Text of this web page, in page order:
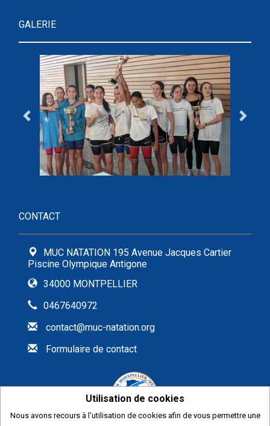
GALERIE
CONTACT
MUC NATATION 195 Avenue Jacques Cartier
Piscine Olympique Antigone
34000 MONTPELLIER
0467640972
contact@muc-natation.org
Formulaire de contact
Utilisation de cookies
Nous avons recours à l'utilisation de cookies afin de vous permettre une